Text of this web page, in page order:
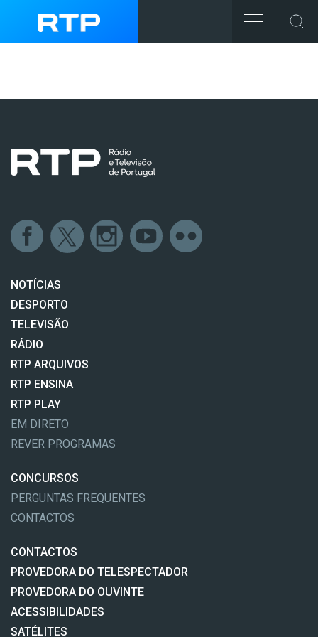
NOTÍCIAS
DESPORTO
TELEVISÃO
RÁDIO
RTP ARQUIVOS
RTP ENSINA
RTP PLAY
EM DIRETO
REVER PROGRAMAS
CONCURSOS
PERGUNTAS FREQUENTES
CONTACTOS
CONTACTOS
PROVEDORA DO TELESPECTADOR
PROVEDORA DO OUVINTE
ACESSIBILIDADES
SATÉLITES